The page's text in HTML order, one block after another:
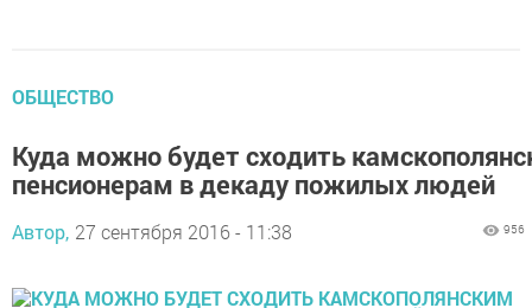
ОБЩЕСТВО
Куда можно будет сходить
пенсионерам в декаду пожилых людей
Автор, 27 сентября 2016 - 11:38 956